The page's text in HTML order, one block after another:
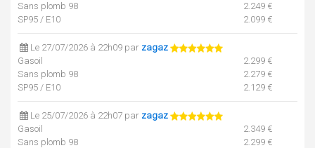
Sans plomb 98
2.249 €
SP95 / E10
2.099 €
Le 27/07/2026 à 22h09 par zagaz
Gasoil
2.299 €
Sans plomb 98
2.279 €
SP95 / E10
2.129 €
Le 25/07/2026 à 22h07 par zagaz
Gasoil
2.349 €
Sans plomb 98
2.299 €